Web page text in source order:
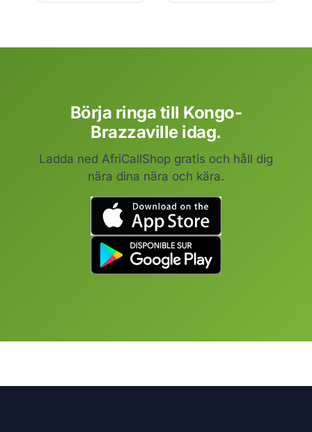
Börja ringa till Kongo-
Brazzaville idag.
Ladda ned AfriCallShop gratis och håll dig
nära dina nära och kära.